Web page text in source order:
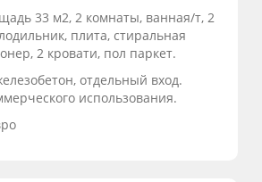
33 м2, 2 комнаты, ванная/т, 2
плита, стиральная
2 кровати, пол паркет.
отдельный вход.
использования.